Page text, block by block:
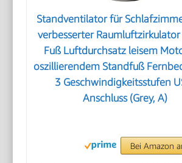
Standventilator für
verbesserter
Fuß Luftdurchsatz leisem
oszillierendem Standfuß
3 Geschwindigkeitsstufen
Anschluss (Grey, A)
Bei Amazon